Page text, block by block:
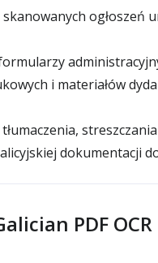
ogłoszeń
i materiałów
dokumentacji
PDF OCR